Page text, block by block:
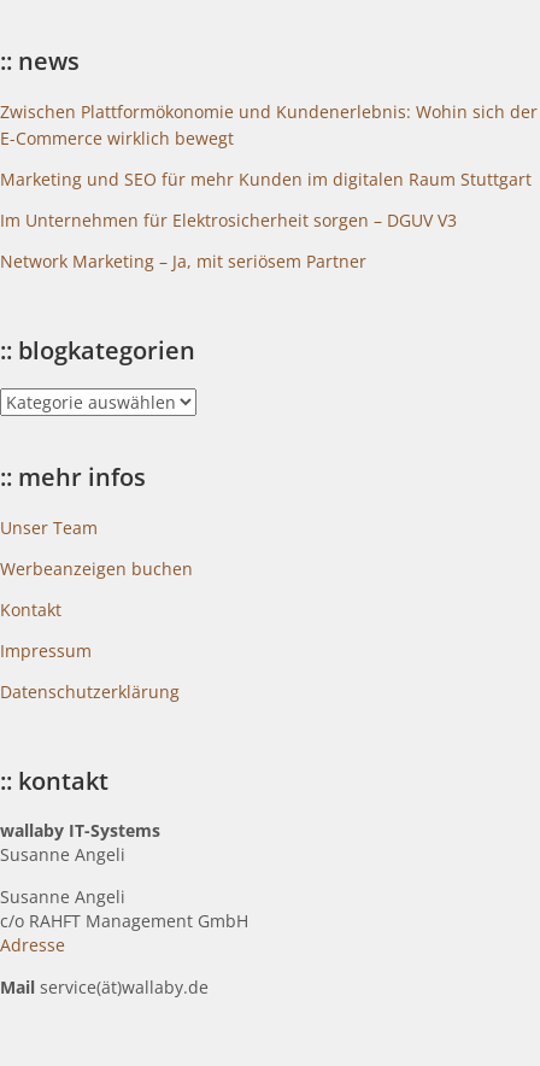
:: news
Zwischen Plattformökonomie und Kundenerlebnis: Wohin sich der
E-Commerce wirklich bewegt
Marketing und SEO für mehr Kunden im digitalen Raum Stuttgart
Im Unternehmen für Elektrosicherheit sorgen – DGUV V3
Network Marketing – Ja, mit seriösem Partner
:: blogkategorien
::
blogkategorien
:: mehr infos
Unser Team
Werbeanzeigen buchen
Kontakt
Impressum
Datenschutzerklärung
:: kontakt
wallaby IT-Systems
Susanne Angeli
Susanne Angeli
c/o RAHFT Management GmbH
Adresse
Mail service(ät)wallaby.de